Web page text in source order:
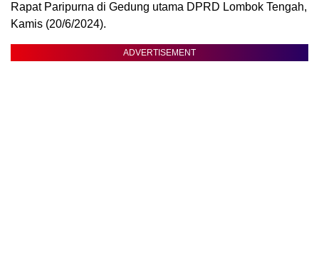
Rapat Paripurna di Gedung utama DPRD Lombok Tengah,
Kamis (20/6/2024).
ADVERTISEMENT